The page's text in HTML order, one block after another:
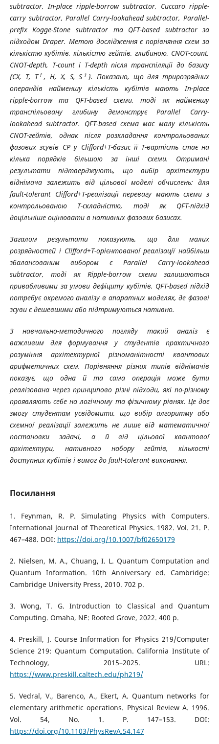
subtractor, Іn-place ripple-borrow subtractor, Cuccaro ripple-
carry subtractor, Рarallel Carry-lookahead subtractor, Рarallel-
prefix Kogge-Stone subtractor та QFT-based subtractorза
підходом Draper. Метою дослідження є порівняння схем за
кількістю кубітів, кількістю гейтів, глибиною, CNOT-count,
CNOT-depth, T-countі T-depthпісля транспіляції до базису
{CX, T, T† , H,X, S,S † }. Показано, що для трирозрядних
операндів найменшу кількість кубітів мають Іn-place
ripple-borrowта QFT-basedсхеми, тоді як найменшу
транспільовану глибину демонструєParallel Сarry-
lookahead subtractor. QFT-basedсхема має малу кількість
CNOT-гейтів, однак після розкладання контрольованих
фазових зсувів СР у Clifford+T-базис її T-вартість стає на
кілька порядків більшою за інші схеми. Отримані
результати підтверджують, що вибір архітектури
віднімача залежить від цільової моделі обчислень: для
fault-tolerant Clifford+T-реалізації перевагу мають схеми з
контрольованою T-складністю, тоді як QFT-підхід
доцільніше оцінювати в нативних фазових базисах.
Загалом результати показують, що для малих
розрядностей і Clifford+T-орієнтованої реалізації найбільш
збалансованим вибором єParallel Сarry-lookahead
subtractor, тоді якRipple-borrowсхеми залишаються
привабливими за умови дефіциту кубітів. QFT-based підхід
потребує окремого аналізу в апаратних моделях, де фазові
зсуви є дешевшими або підтримуються нативно.
З навчально-методичного погляду такий аналіз є
важливим для формування у студентів практичного
розуміння архітектурної різноманітності квантових
арифметичних схем. Порівняння різних типів віднімачів
показує, що одна й та сама операція може бути
реалізована через принципово різні підходи, які по-різному
проявляють себе на логічному та фізичному рівнях. Це дає
змогу студентам усвідомити, що вибір алгоритму або
схемної реалізації залежить не лише від математичної
постановки задачі, а й від цільової квантової
архітектури, нативного набору гейтів, кількості
доступних кубітів і вимог до fault-tolerant виконання.
Посилання
1. Feynman, R. P. Simulating Physics with Computers.
International Journal of Theoretical Physics. 1982. Vol. 21. P.
467–488. DOI: https://doi.org/10.1007/bf02650179
2. Nielsen, M. A., Chuang, I. L. Quantum Computation and
Quantum Information. 10th Anniversary ed. Cambridge:
Cambridge University Press, 2010. 702 p.
3. Wong, T. G. Introduction to Classical and Quantum
Computing. Omaha, NE: Rooted Grove, 2022. 400 p.
4. Preskill, J. Course Information for Physics 219/Computer
Science 219: Quantum Computation. California Institute of
Technology, 2015–2025. URL:
https://www.preskill.caltech.edu/ph219/
5. Vedral, V., Barenco, A., Ekert, A. Quantum networks for
elementary arithmetic operations. Physical Review A. 1996.
Vol. 54, No. 1. P. 147–153. DOI:
https://doi.org/10.1103/PhysRevA.54.147